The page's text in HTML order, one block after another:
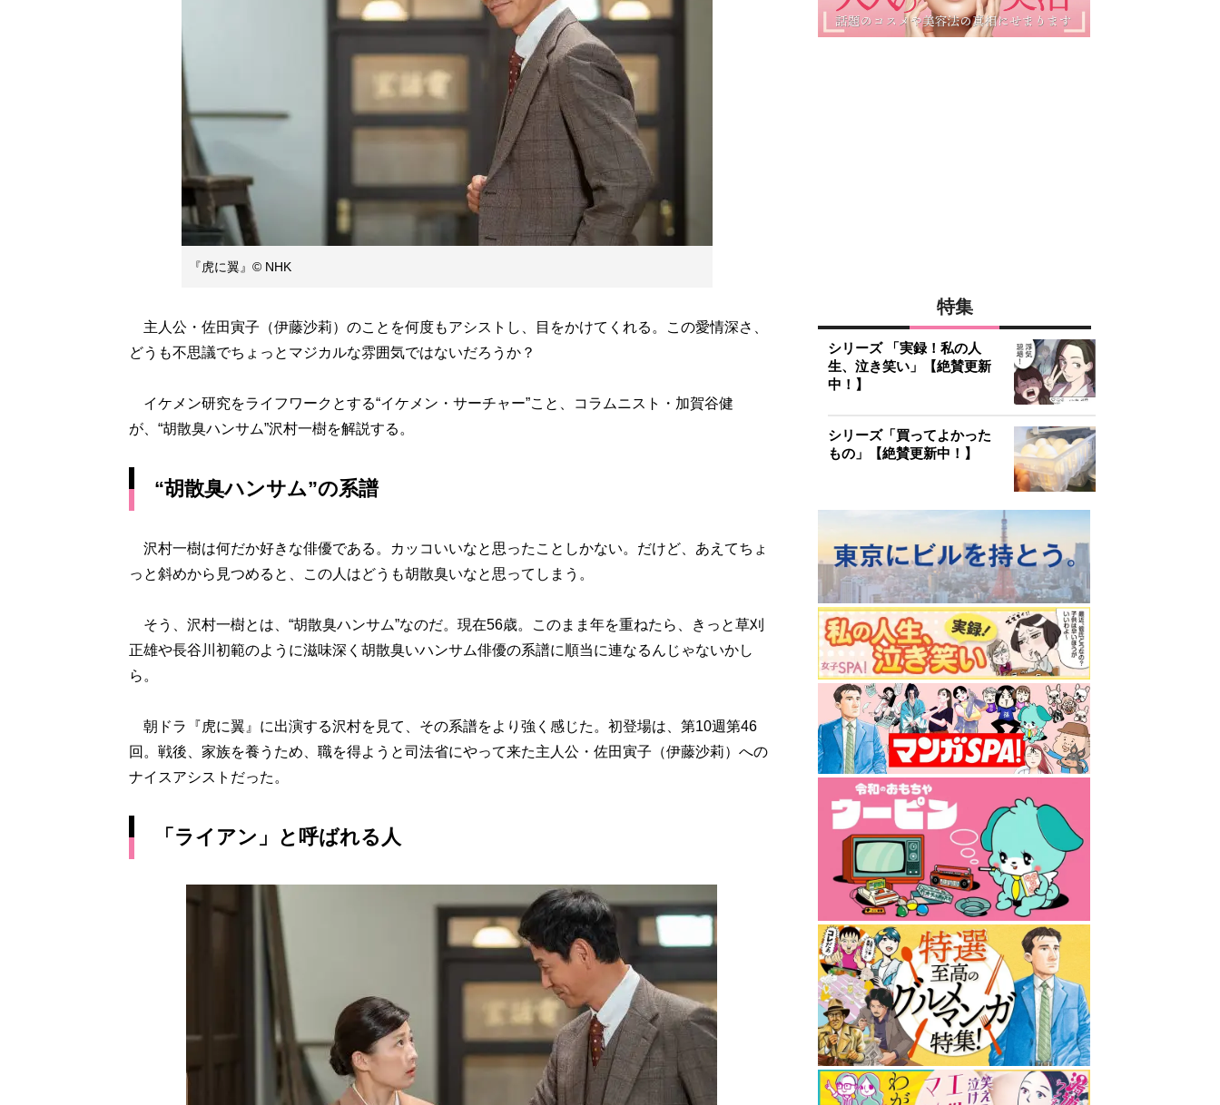
『虎に翼』© NHK
主人公・佐田寅子（伊藤沙莉）のことを何度もアシストし、目をかけてくれる。この愛情深さ、
どうも不思議でちょっとマジカルな雰囲気ではないだろうか？
イケメン研究をライフワークとする“イケメン・サーチャー”こと、コラムニスト・加賀谷健
が、“胡散臭ハンサム”沢村一樹を解説する。
“胡散臭ハンサム”の系譜
沢村一樹は何だか好きな俳優である。カッコいいなと思ったことしかない。だけど、あえてちょ
っと斜めから見つめると、この人はどうも胡散臭いなと思ってしまう。
そう、沢村一樹とは、“胡散臭ハンサム”なのだ。現在56歳。このまま年を重ねたら、きっと草刈
正雄や長谷川初範のように滋味深く胡散臭いハンサム俳優の系譜に順当に連なるんじゃないかし
ら。
朝ドラ『虎に翼』に出演する沢村を見て、その系譜をより強く感じた。初登場は、第10週第46
回。戦後、家族を養うため、職を得ようと司法省にやって来た主人公・佐田寅子（伊藤沙莉）への
ナイスアシストだった。
「ライアン」と呼ばれる人
特集
シリーズ 「実録！私の人
生、泣き笑い」【絶賛更新
中！】
シリーズ「買ってよかった
もの」【絶賛更新中！】